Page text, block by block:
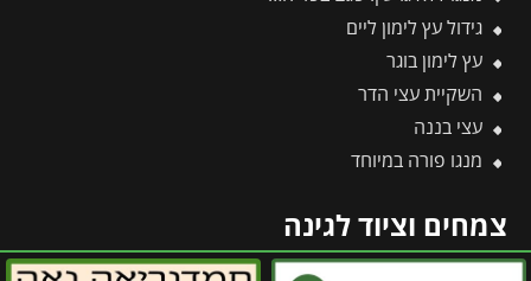
גידול עץ לימון ליים
עץ לימון בוגר
השקיית עצי הדר
עצי בננה
מנגו פורה במיוחד
צמחים וציוד לגינה